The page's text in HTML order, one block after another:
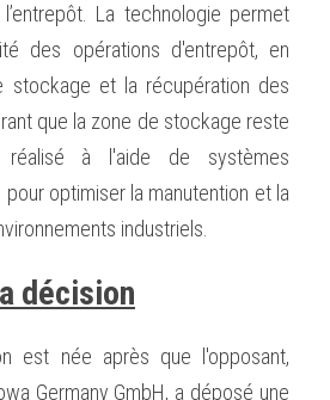
La technologie permet
des opérations d'entrepôt, en
stockage et la récupération des
que la zone de stockage reste
à l'aide de systèmes
optimiser la manutention et la
industriels.
décision
est née après que l'opposant,
Germany GmbH, a déposé une